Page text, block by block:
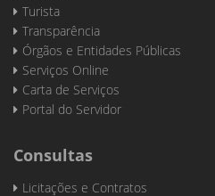
Turista
Transparência
Órgãos e Entidades Públicas
Serviços Online
Carta de Serviços
Portal do Servidor
Consultas
Licitações e Contratos